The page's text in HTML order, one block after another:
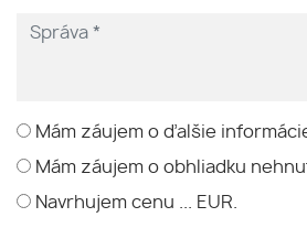
Mám záujem o ďalšie
Mám záujem o obhliadku
Navrhujem cenu ... EUR.